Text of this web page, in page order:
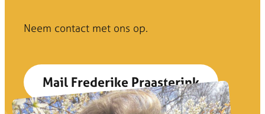
Neem contact met ons op.
Mail Frederike Praasterink